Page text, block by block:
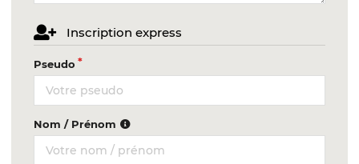
Inscription express
Pseudo
Nom / Prénom